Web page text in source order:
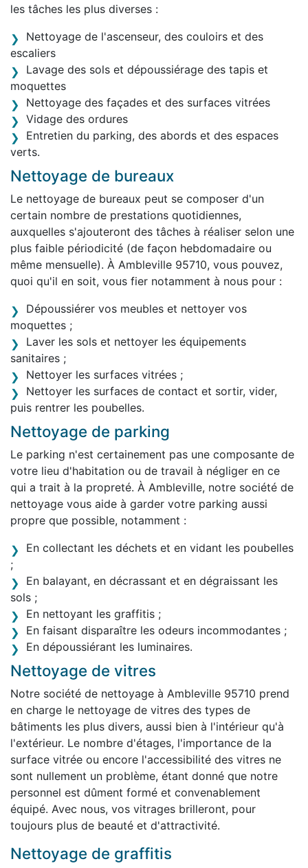
les tâches les plus diverses :
Nettoyage de l'ascenseur, des couloirs et des
escaliers
Lavage des sols et dépoussiérage des tapis et
moquettes
Nettoyage des façades et des surfaces vitrées
Vidage des ordures
Entretien du parking, des abords et des espaces
verts.
Nettoyage de bureaux
Le nettoyage de bureaux peut se composer d'un
certain nombre de prestations quotidiennes,
auxquelles s'ajouteront des tâches à réaliser selon une
plus faible périodicité (de façon hebdomadaire ou
même mensuelle). À Ambleville 95710, vous pouvez,
quoi qu'il en soit, vous fier notamment à nous pour :
Dépoussiérer vos meubles et nettoyer vos
moquettes ;
Laver les sols et nettoyer les équipements
sanitaires ;
Nettoyer les surfaces vitrées ;
Nettoyer les surfaces de contact et sortir, vider,
puis rentrer les poubelles.
Nettoyage de parking
Le parking n'est certainement pas une composante de
votre lieu d'habitation ou de travail à négliger en ce
qui a trait à la propreté. À Ambleville, notre société de
nettoyage vous aide à garder votre parking aussi
propre que possible, notamment :
En collectant les déchets et en vidant les poubelles
;
En balayant, en décrassant et en dégraissant les
sols ;
En nettoyant les graffitis ;
En faisant disparaître les odeurs incommodantes ;
En dépoussiérant les luminaires.
Nettoyage de vitres
Notre société de nettoyage à Ambleville 95710 prend
en charge le nettoyage de vitres des types de
bâtiments les plus divers, aussi bien à l'intérieur qu'à
l'extérieur. Le nombre d'étages, l'importance de la
surface vitrée ou encore l'accessibilité des vitres ne
sont nullement un problème, étant donné que notre
personnel est dûment formé et convenablement
équipé. Avec nous, vos vitrages brilleront, pour
toujours plus de beauté et d'attractivité.
Nettoyage de graffitis